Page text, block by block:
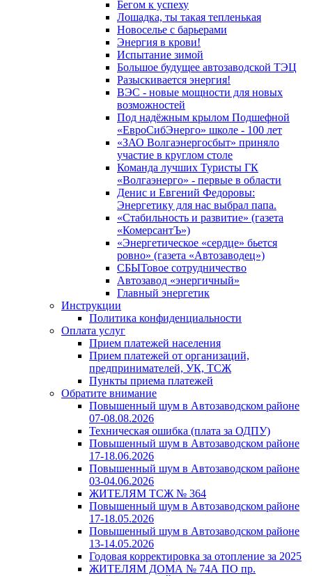
Бегом к успеху
Лошадка, ты такая тепленькая
Новоселье с барьерами
Энергия в крови!
Испытание зимой
Большое будущее автозаводской ТЭЦ
Разыскивается энергия!
ВЭС - новые мощности для новых
возможностей
Под надёжным крылом Подшефной
«ЕвроСибЭнерго» школе - 100 лет
«ЗАО Волгаэнергосбыт» приняло
участие в круглом столе
Команда лучших Туристы ГК
«Волгаэнерго» - первые в области
Денис и Евгений Федоровы:
Энергетику для нас выбрал папа.
«Стабильность и развитие» (газета
«КомерсантЪ»)
«Энергетическое «сердце» бьется
ровно» (газета «Автозаводец»)
СБЫТовое сотрудничество
Автозавод «энергичный»
Главный энергетик
Инструкции
Политика конфиденциальности
Оплата услуг
Прием платежей населения
Прием платежей от организаций,
предпринимателей, УК, ТСЖ
Пункты приема платежей
Обратите внимание
Повышенный шум в Автозаводском районе
07-08.08.2026
Техническая ошибка (плата за ОДПУ)
Повышенный шум в Автозаводском районе
17-18.06.2026
Повышенный шум в Автозаводском районе
03-04.06.2026
ЖИТЕЛЯМ ТСЖ № 364
Повышенный шум в Автозаводском районе
17-18.05.2026
Повышенный шум в Автозаводском районе
13-14.05.2026
Годовая корректировка за отопление за 2025
ЖИТЕЛЯМ ДОМА № 74А ПО пр.